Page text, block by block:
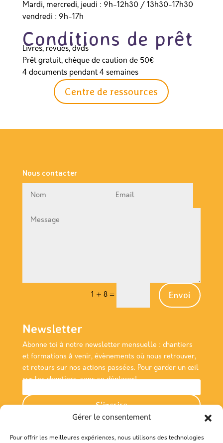
Gérer le consentement
Pour offrir les meilleures expériences, nous utilisons des technologies
Mardi, mercredi, jeudi : 9h-12h30 / 13h30-17h30
vendredi : 9h-17h
Conditions de prêt
Livres, revues, dvds
Prêt gratuit, chèque de caution de 50€
4 documents pendant 4 semaines
Centre de ressources
Nous contacter
1 + 8 = Envoi
Newsletter
Abonne toi à notre newsletter mensuelle : chantiers
et formations à venir, évènements où nous retrouver,
et retours sur nos actions passées. Pour garder un œil
sur les chantiers, sans se déplacer!
S'incrire
Nous rencontrer